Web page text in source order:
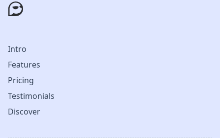
Intro
Features
Pricing
Testimonials
Discover